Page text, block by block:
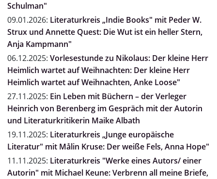
Schulman"
09.01.2026: Literaturkreis „Indie Books" mit Peder W.
Strux und Annette Quest: Die Wut ist ein heller Stern,
Anja Kampmann"
06.12.2025: Vorlesestunde zu Nikolaus: Der kleine Herr
Heimlich wartet auf Weihnachten: Der kleine Herr
Heimlich wartet auf Weihnachten, Anke Loose"
27.11.2025: Ein Leben mit Büchern – der Verleger
Heinrich von Berenberg im Gespräch mit der Autorin
und Literaturkritikerin Maike Albath
19.11.2025: Literaturkreis „Junge europäische
Literatur" mit Målin Kruse: Der weiße Fels, Anna Hope"
11.11.2025: Literaturkreis "Werke eines Autors/ einer
Autorin" mit Michael Keune: Verbrenn all meine Briefe,